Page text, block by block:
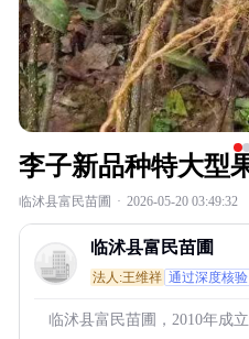
李子新品种特大型
临沭县富民苗圃 · 2026-05-20 03:49:32
临沭县富民苗圃
法人:王维祥 通过深度核验
临沭县富民苗圃，2010年成